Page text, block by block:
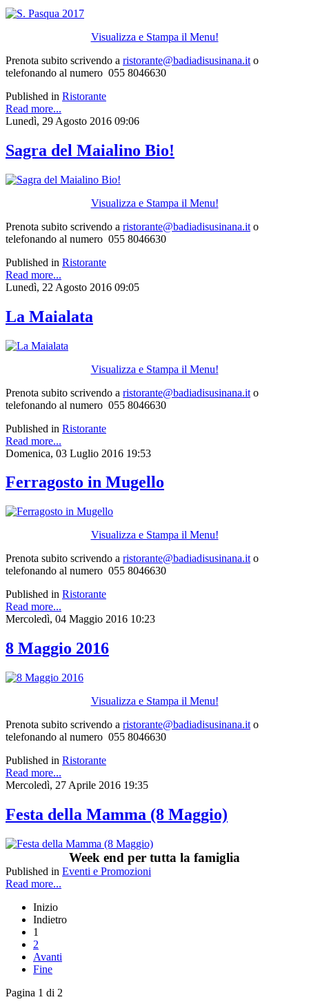
Visualizza e Stampa il Menu!
Prenota subito scrivendo a ristorante@badiadisusinana.it o
telefonando al numero 055 8046630
Published in Ristorante
Read more...
Lunedì, 29 Agosto 2016 09:06
Sagra del Maialino Bio!
Visualizza e Stampa il Menu!
Prenota subito scrivendo a ristorante@badiadisusinana.it o
telefonando al numero 055 8046630
Published in Ristorante
Read more...
Lunedì, 22 Agosto 2016 09:05
La Maialata
Visualizza e Stampa il Menu!
Prenota subito scrivendo a ristorante@badiadisusinana.it o
telefonando al numero 055 8046630
Published in Ristorante
Read more...
Domenica, 03 Luglio 2016 19:53
Ferragosto in Mugello
Visualizza e Stampa il Menu!
Prenota subito scrivendo a ristorante@badiadisusinana.it o
telefonando al numero 055 8046630
Published in Ristorante
Read more...
Mercoledì, 04 Maggio 2016 10:23
8 Maggio 2016
Visualizza e Stampa il Menu!
Prenota subito scrivendo a ristorante@badiadisusinana.it o
telefonando al numero 055 8046630
Published in Ristorante
Read more...
Mercoledì, 27 Aprile 2016 19:35
Festa della Mamma (8 Maggio)
Week end per tutta la famiglia
Published in Eventi e Promozioni
Read more...
Inizio
Indietro
1
2
Avanti
Fine
Pagina 1 di 2